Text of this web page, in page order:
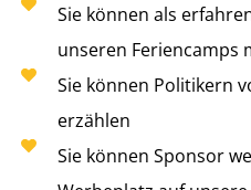
Sie können als
unseren Feriencamps
Sie können Politikern
erzählen
Sie können Sponsor